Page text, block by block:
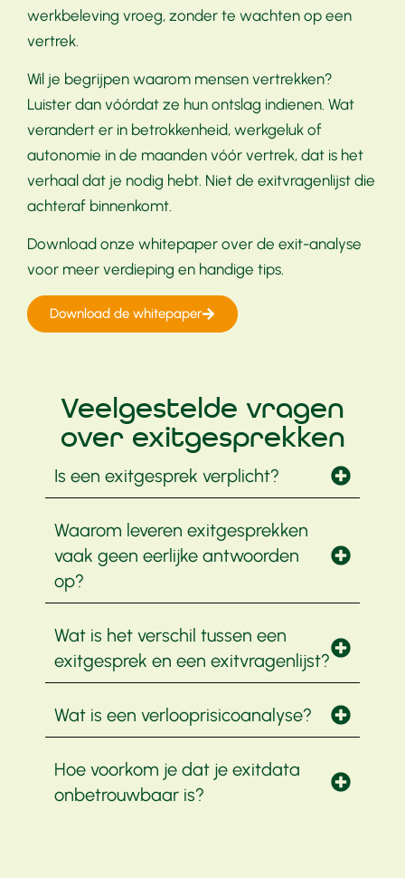
werkbeleving vroeg, zonder te wachten op een
vertrek.
Wil je begrijpen waarom mensen vertrekken?
Luister dan vóórdat ze hun ontslag indienen. Wat
verandert er in betrokkenheid, werkgeluk of
autonomie in de maanden vóór vertrek, dat is het
verhaal dat je nodig hebt. Niet de exitvragenlijst die
achteraf binnenkomt.
Download onze whitepaper over de exit-analyse
voor meer verdieping en handige tips.
Download de whitepaper
Veelgestelde vragen
over exitgesprekken
Is een exitgesprek verplicht?
Waarom leveren exitgesprekken
vaak geen eerlijke antwoorden
op?
Wat is het verschil tussen een
exitgesprek en een exitvragenlijst?
Wat is een verlooprisicoanalyse?
Hoe voorkom je dat je exitdata
onbetrouwbaar is?